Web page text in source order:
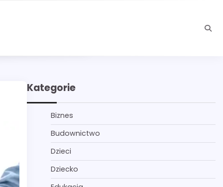
Kategorie
Biznes
Budownictwo
Dzieci
Dziecko